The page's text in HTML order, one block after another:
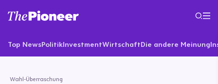
Top NewsPolitikInvestmentWirtschaftDie andere Meinung
Wahl-Überraschung